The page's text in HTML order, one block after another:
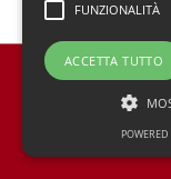
Copyright 2022 © all
Via Ragazzi del
Cod.Fisc.
FUNZIONALITÀ
ACCETTA TUTTO